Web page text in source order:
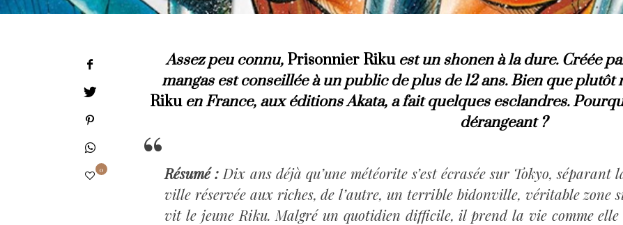
0
Assez peu connu, Prisonnier Rikuest un shonen à la dure. Créée
mangas est conseillée à un public de plus de 12 ans. Bien que
Rikuen France, aux éditions Akata, a fait quelques esclandres.
dérangeant ?
Résumé : Dix ans déjà qu’une météorite s’est écrasée sur Tokyo,
ville réservée aux riches, de l’autre, un terrible bidonville, véritable zone
vit le jeune Riku. Malgré un quotidien difficile, il prend la vie comme